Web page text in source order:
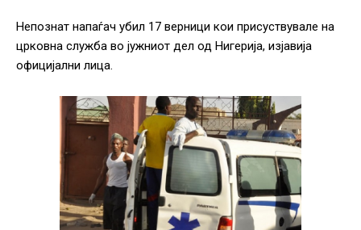
Непознат напаѓач убил 17 верници кои присуствувале на
црковна служба во јужниот дел од Нигерија, изјавија
официјални лица.